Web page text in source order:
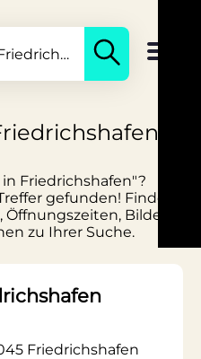
Friedrichshafen"?
gefunden! Finden
Bilder
zu Ihrer Suche.
Friedrichshafen